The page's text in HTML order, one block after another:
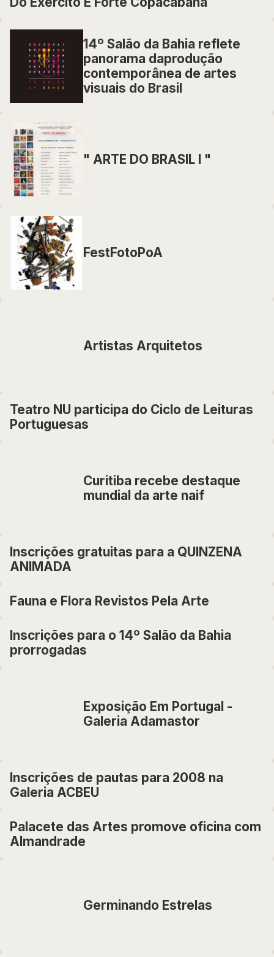
14º Salão da Bahia reflete
panorama daprodução
contemporânea de artes
visuais do Brasil
" ARTE DO BRASIL I "
FestFotoPoA
Artistas Arquitetos
Teatro NU participa do Ciclo de Leituras
Portuguesas
Curitiba recebe destaque
mundial da arte naif
Inscrições gratuitas para a QUINZENA
ANIMADA
Fauna e Flora Revistos Pela Arte
Inscrições para o 14º Salão da Bahia
prorrogadas
Exposição Em Portugal -
Galeria Adamastor
Inscrições de pautas para 2008 na
Galeria ACBEU
Palacete das Artes promove oficina com
Almandrade
Germinando Estrelas